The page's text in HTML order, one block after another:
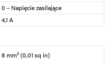
0 – Napięcie zasilające
4,1 A
8 mm² (0,01 sq in)